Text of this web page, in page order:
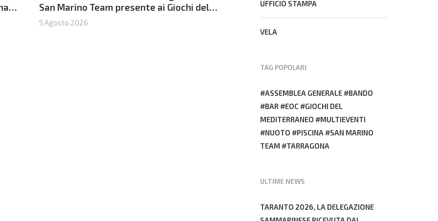
San Marino Team presente ai Giochi del
Mediterraneo
5 Agosto 2026
letterario e giornalistico del CONS
UFFICIO STAMPA
VELA
TAG POPOLARI
ASSEMBLEA GENERALE
BANDO
BAR
EOC
GIOCHI DEL
MEDITERRANEO
MULTIEVENTI
NUOTO
PISCINA
SAN MARINO
TEAM
TARRAGONA
ULTIME NEWS
TARANTO 2026, LA DELEGAZIONE